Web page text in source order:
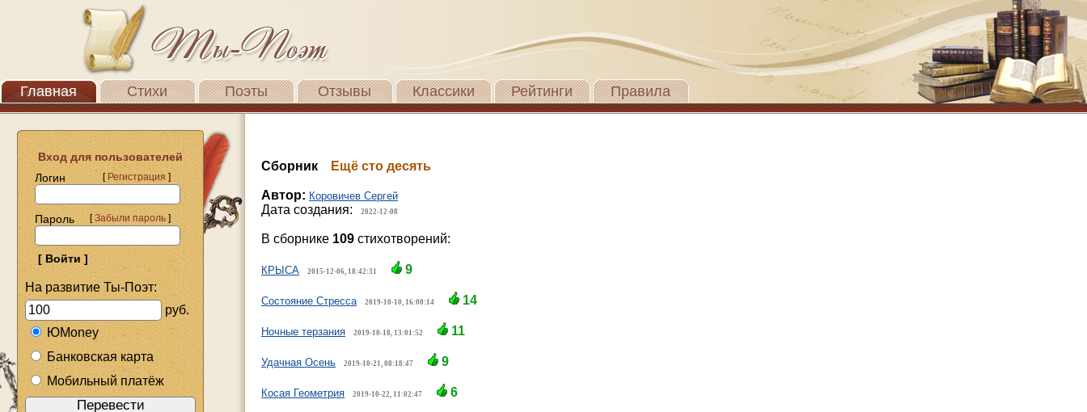
Главная Стихи Поэты Отзывы Классики Рейтинги Правила
Вход для пользователей
Логин
[Регистрация]
Пароль [Забыли пароль]
На развитие Ты-Поэт:
руб.
ЮMoney
Банковская карта
Мобильный платёж
Сборник Ещё сто десять
Автор: Коровичев Сергей
Дата создания: 2022-12-08
В сборнике 109 стихотворений:
КРЫСА 2015-12-06, 18:42:31 9
Состояние Стресса 2019-10-10, 16:00:14 14
Ночные терзания 2019-10-18, 13:01:52 11
Удачная Осень 2019-10-21, 08:18:47 9
Косая Геометрия 2019-10-22, 11:02:47 6